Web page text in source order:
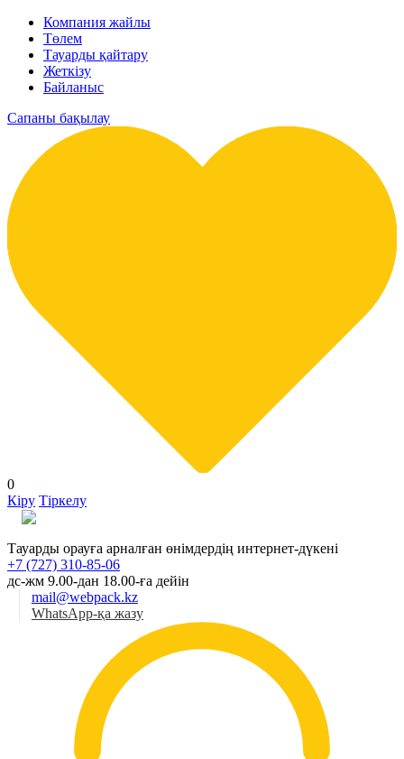
Компания жайлы
Төлем
Тауарды қайтару
Жеткізу
Байланыс
Сапаны бақылау
0
Кіру Тіркелу
Тауарды орауға арналған өнімдердің интернет-дүкені
+7 (727) 310-85-06
дс-жм 9.00-дан 18.00-ға дейін
mail@webpack.kz
WhatsApp-қа жазу